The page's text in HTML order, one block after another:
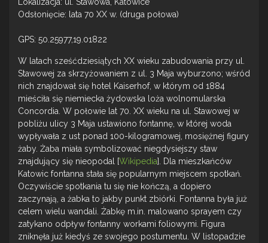
Odsłonięcie: lata 70 XX w. (druga połowa)
GPS: 50.25977,19.01822
W latach sześćdziesiątych XX wieku zabudowania przy ul.
Stawowej za skrzyżowaniem z ul. 3 Maja wyburzono; wśród
nich znajdował się hotel Kaiserhof, w którym od 1884
mieściła się niemiecka żydowska loża wolnomularska
Concordia. W połowie lat 70. XX wieku na ul. Stawowej w
pobliżu ulicy 3 Maja ustawiono fontannę, w której woda
wypływała z ust ponad 100-kilogramowej, mosiężnej figury
żaby. Żaba miała symbolizować niegdysiejszy staw
znajdujący się nieopodal [Wikipedia]. Dla mieszkańców
Katowic fontanna stała się popularnym miejscem spotkań.
Oczywiście spotkania tu się nie kończą, a dopiero
zaczynają, a żabka to jakby punkt zbiórki. Fontanna była już
celem wielu wandali. Żabkę m.in. malowano sprayem czy
zatykano odpływ fontanny workami foliowymi. Figura
zniknęła już kiedyś ze swojego postumentu. W listopadzie